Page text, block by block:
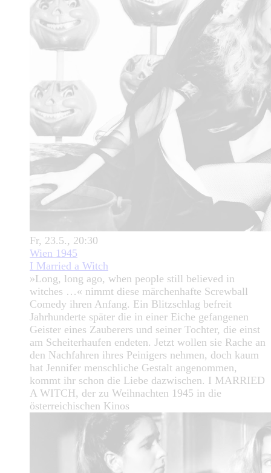
Fr, 23.5., 20:30
Wien 1945
I Married a Witch
»Long, long ago, when people still believed in
witches …« nimmt diese märchenhafte Screwball
Comedy ihren Anfang. Ein Blitzschlag befreit
Jahrhunderte später die in einer Eiche gefangenen
Geister eines Zauberers und seiner Tochter, die einst
am Scheiterhaufen endeten. Jetzt wollen sie Rache an
den Nachfahren ihres Peinigers nehmen, doch kaum
hat Jennifer menschliche Gestalt angenommen,
kommt ihr schon die Liebe dazwischen. I MARRIED
A WITCH, der zu Weihnachten 1945 in die
österreichischen Kinos